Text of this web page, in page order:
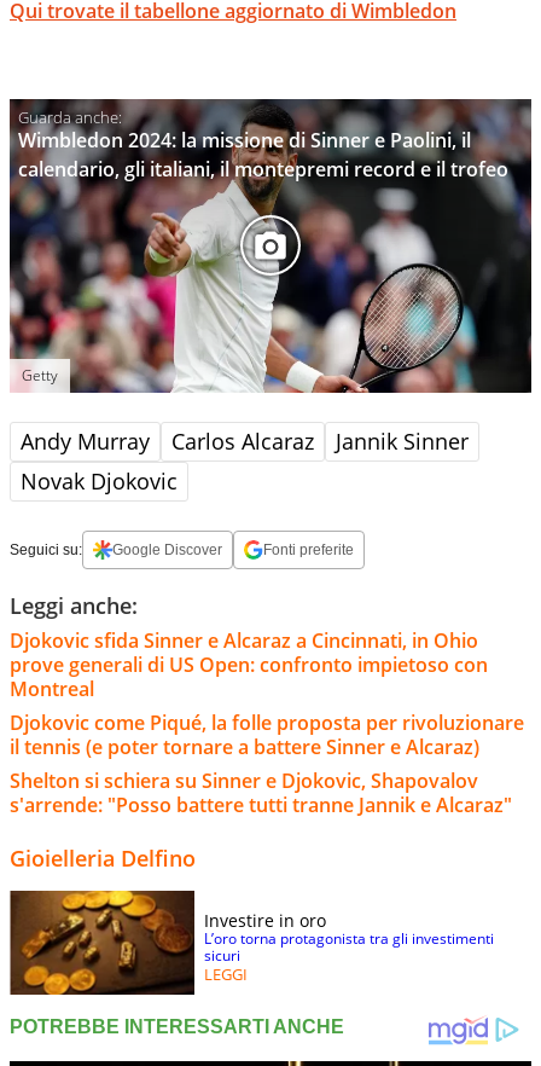
Qui trovate il tabellone aggiornato di Wimbledon
Wimbledon 2024: la missione di Sinner e Paolini, il
calendario, gli italiani, il montepremi record e il trofeo
Getty
Andy Murray Carlos Alcaraz
Jannik Sinner
Novak Djokovic
Seguici su: Google Discover Fonti preferite
Leggi anche:
Djokovic sfida Sinner e Alcaraz a Cincinnati, in Ohio
prove generali di US Open: confronto impietoso con
Montreal
Djokovic come Piqué, la folle proposta per rivoluzionare
il tennis (e poter tornare a battere Sinner e Alcaraz)
Shelton si schiera su Sinner e Djokovic, Shapovalov
s'arrende: "Posso battere tutti tranne Jannik e Alcaraz"
Gioielleria Delfino
Investire in oro
L’oro torna protagonista tra gli investimenti
sicuri
LEGGI